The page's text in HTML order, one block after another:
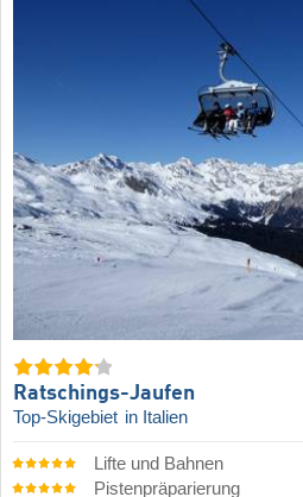
Ratschings-Jaufen
Top-Skigebiet in Italien
Lifte und Bahnen
Pistenpräparierung